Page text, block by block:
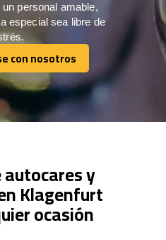
personal amable,
especial sea libre de
con nosotros
con nosotros
y
Klagenfurt
ocasión